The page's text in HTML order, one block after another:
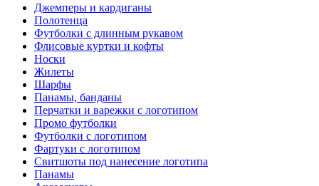
Джемперы и кардиганы
Полотенца
Футболки с длинным рукавом
Флисовые куртки и кофты
Носки
Жилеты
Шарфы
Панамы, банданы
Перчатки и варежки с логотипом
Промо футболки
Футболки с логотипом
Фартуки с логотипом
Свитшоты под нанесение логотипа
Панамы